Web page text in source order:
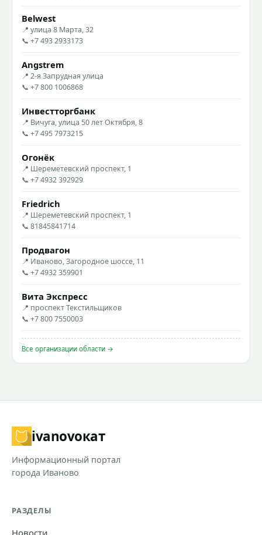
Belwest
📍 улица 8 Марта, 32
📞 +7 493 2933173
Angstrem
📍 2-я Запрудная улица
📞 +7 800 1006868
Инвестторгбанк
📍 Вичуга, улица 50 лет Октября, 8
📞 +7 495 7973215
Огонёк
📍 Шереметевский проспект, 1
📞 +7 4932 392929
Friedrich
📍 Шереметевский проспект, 1
📞 81845841714
Продвагон
📍 Иваново, Загородное шоссе, 11
📞 +7 4932 359901
Вита Экспресс
📍 проспект Текстильщиков
📞 +7 800 7550003
Все организации области →
ivanovoкат
Информационный портал
города Иваново
РАЗДЕЛЫ
Новости